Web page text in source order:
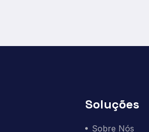
Soluções
Sobre Nós